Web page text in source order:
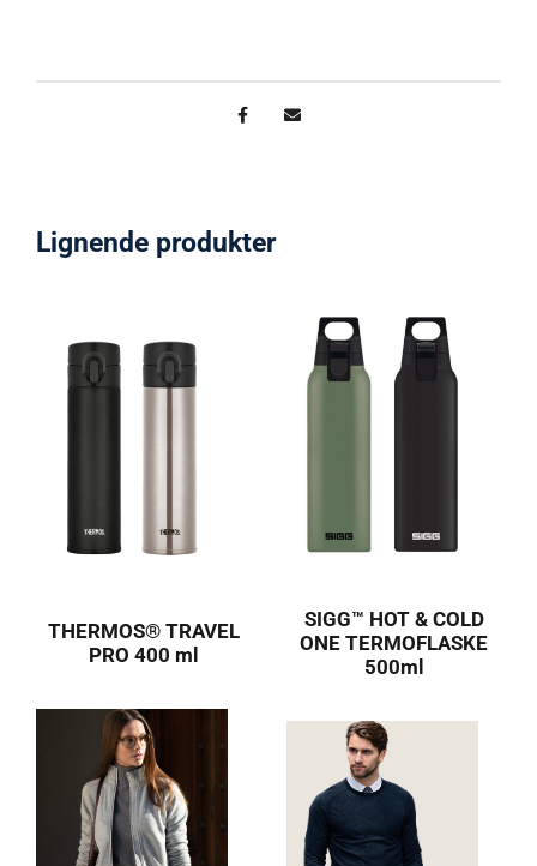
Lignende produkter
THERMOS® TRAVEL
PRO 400 ml
SIGG™ HOT & COLD
ONE TERMOFLASKE
500ml